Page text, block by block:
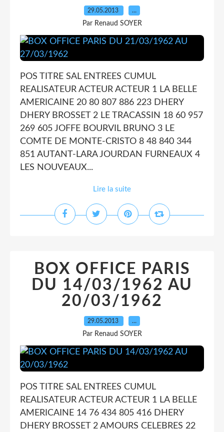
29.05.2013 …
Par Renaud SOYER
POS TITRE SAL ENTREES CUMUL
REALISATEUR ACTEUR ACTEUR 1 LA BELLE
AMERICAINE 20 80 807 886 223 DHERY
DHERY BROSSET 2 LE TRACASSIN 18 60 957
269 605 JOFFE BOURVIL BRUNO 3 LE
COMTE DE MONTE-CRISTO 8 48 840 344
851 AUTANT-LARA JOURDAN FURNEAUX 4
LES NOUVEAUX...
Lire la suite
BOX OFFICE PARIS
DU 14/03/1962 AU
20/03/1962
29.05.2013 …
Par Renaud SOYER
POS TITRE SAL ENTREES CUMUL
REALISATEUR ACTEUR ACTEUR 1 LA BELLE
AMERICAINE 14 76 434 805 416 DHERY
DHERY BROSSET 2 AMOURS CELEBRES 22